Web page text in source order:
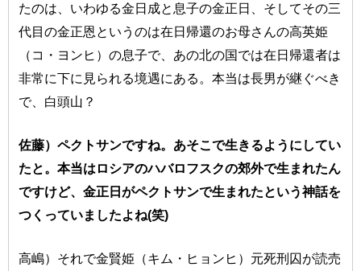
たのは、いわゆる金日成と息子の金正日、そしてその三
代目の金正恩というのは在日帰還のお母さんの高英姫
（コ・ヨンヒ）の息子で、あの北の国では在日帰還者は
非常に下に見られる境遇にある。本当は長男が継ぐべき
で、白頭山？
佐藤）ペクトサンですね。あそこで生きるようにしてい
たと。本当はロシアのハバロフスクの郊外で生まれたん
ですけど、金正日がペクトサンで生まれたという神話を
つくっていましたよね(笑)
高嶋）それで金賢姫（キム・ヒョンヒ）元死刑囚が読売